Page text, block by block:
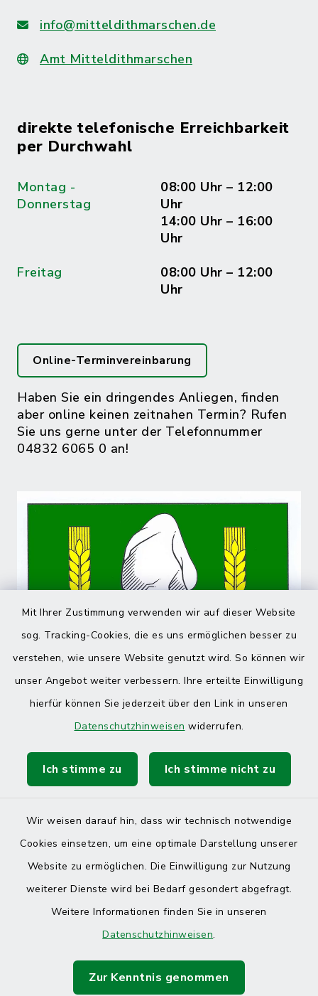
Mit Ihrer Zustimmung verwenden wir auf dieser Website
sog. Tracking-Cookies, die es uns ermöglichen besser zu
verstehen, wie unsere Website genutzt wird. So können wir
unser Angebot weiter verbessern. Ihre erteilte Einwilligung
hierfür können Sie jederzeit über den Link in unseren
Datenschutzhinweisen widerrufen.
Ich stimme zu Ich stimme nicht zu
Wir weisen darauf hin, dass wir technisch notwendige
Cookies einsetzen, um eine optimale Darstellung unserer
Website zu ermöglichen. Die Einwilligung zur Nutzung
weiterer Dienste wird bei Bedarf gesondert abgefragt.
Weitere Informationen finden Sie in unseren
Datenschutzhinweisen.
Zur Kenntnis genommen
info@mitteldithmarschen.de
Amt Mitteldithmarschen
direkte telefonische Erreichbarkeit
per Durchwahl
Montag -
Donnerstag
08:00 Uhr – 12:00
Uhr
14:00 Uhr – 16:00
Uhr
Freitag
08:00 Uhr – 12:00
Uhr
Online-Terminvereinbarung
Haben Sie ein dringendes Anliegen, finden
aber online keinen zeitnahen Termin? Rufen
Sie uns gerne unter der Telefonnummer
04832 6065 0 an!
Barrierefreiheit